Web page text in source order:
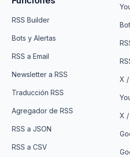
RSS Builder
Bots y Alertas
RSS a Email
Newsletter a RSS
Traducción RSS
Agregador de RSS
RSS a JSON
RSS a CSV
X
X